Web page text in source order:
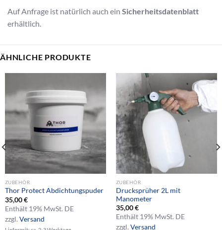
Auf Anfrage ist natürlich auch ein Sicherheitsdatenblatt
erhältlich.
ÄHNLICHE PRODUKTE
ZUBEHÖR
Thor Protect Abdichtungspuder
35,00€
Enthält 19% MwSt. DE
zzgl. Versand
ZUBEHÖR
Drucksprüher 2L mit
Manometer
35,00€
Enthält 19% MwSt. DE
zzgl.Versand